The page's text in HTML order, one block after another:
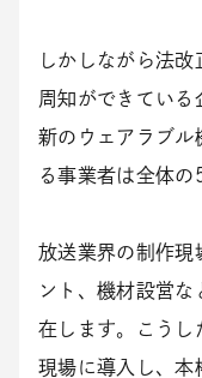
しかしながら法
周知ができてい
新のウェアラブル
る事業者は全体
放送業界の制作現
ント、機材設営
在します。こうし
現場に導入し、本